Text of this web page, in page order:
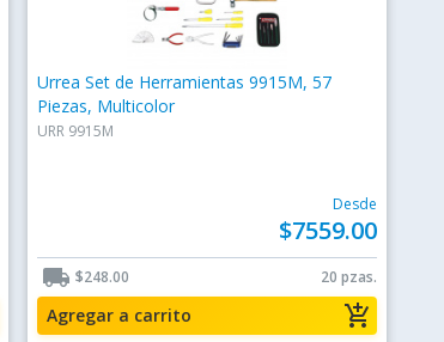
Urrea Set de Herramientas 9915M, 57
Piezas, Multicolor
URR 9915M
Desde
$7559.00
local_shipping $248.00 20 pzas.
add_shopping_cart
Agregar a carrito